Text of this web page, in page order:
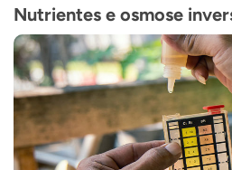
Nutrientes e osmose